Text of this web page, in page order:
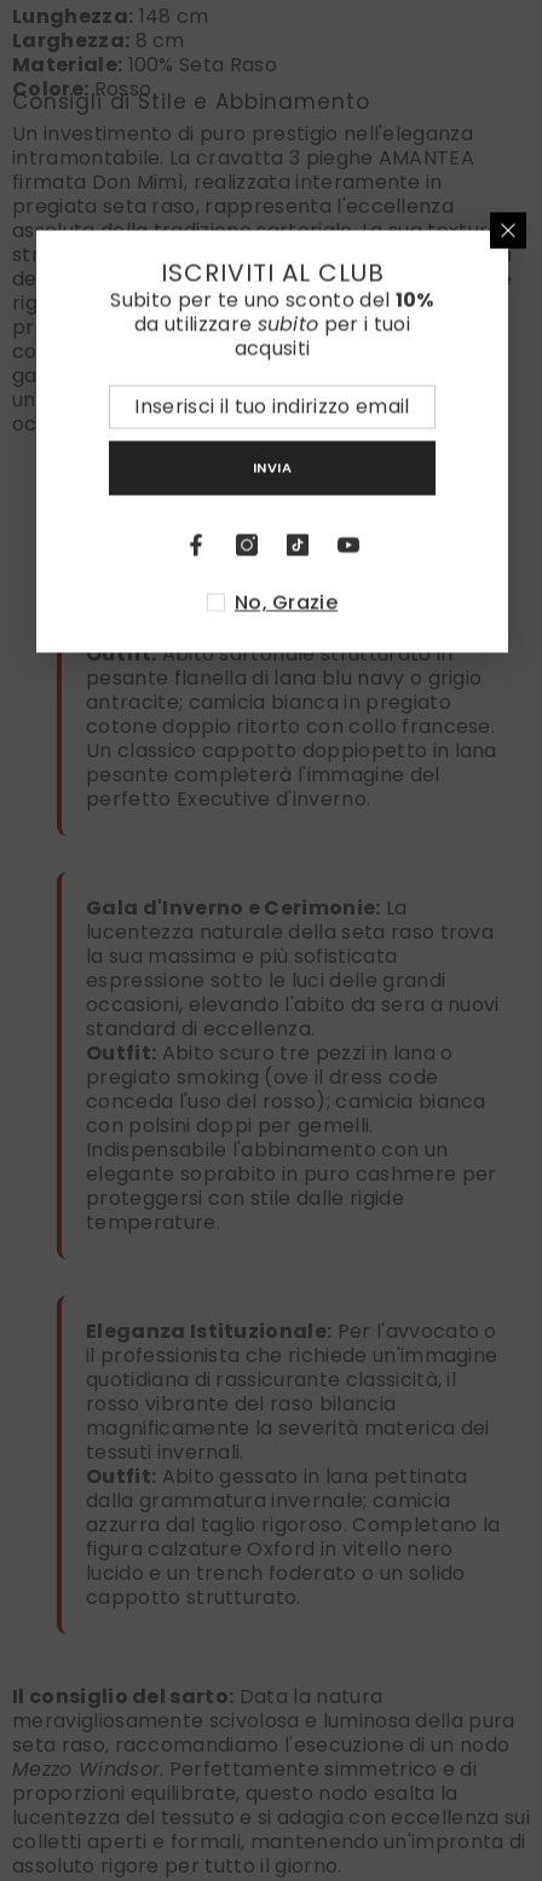
Lunghezza: 148 cm
Larghezza: 8 cm
Materiale: 100% Seta Raso
Colore:Rosso
Consigli di Stile e Abbinamento
Un investimento di puro prestigio nell'eleganza
intramontabile. La cravatta 3 pieghe AMANTEA
firmata Don Mimì, realizzata interamente in
pregiata seta raso, rappresenta l'eccellenza
assoluta della tradizione sartoriale. La sua texture
straordinariamente liscia e la profonda lucentezza
del rosso la rendono il simbolo definitivo di status e
rigore. Creata per l'uomo affermato, il
professionista e il leader che non scende mai a
compromessi sulla qualità, questa cravatta
garantisce una caduta impeccabile, conferendo
una classe rassicurante e autorevole ad ogni
occasione di rilievo.
rosso è il colore universale della
leadership e del prestigio. Questa
raffinata autorità nei contesti direzionali
Outfit:Abito sartoriale strutturato in
pesante flanella di lana blu navy o grigio
antracite; camicia bianca in pregiato
cotone doppio ritorto con collo francese.
Un classico cappotto doppiopetto in lana
pesante completerà l'immagine del
perfetto Executive d'inverno.
Gala d'Inverno e Cerimonie: La
lucentezza naturale della seta raso trova
la sua massima e più sofisticata
espressione sotto le luci delle grandi
occasioni, elevando l'abito da sera a nuovi
standard di eccellenza.
Outfit: Abito scuro tre pezzi in lana o
pregiato smoking (ove il dress code
conceda l'uso del rosso); camicia bianca
con polsini doppi per gemelli.
Indispensabile l'abbinamento con un
elegante soprabito in puro cashmere per
proteggersi con stile dalle rigide
temperature.
Eleganza Istituzionale: Per l'avvocato o
il professionista che richiede un'immagine
quotidiana di rassicurante classicità, il
rosso vibrante del raso bilancia
magnificamente la severità materica dei
tessuti invernali.
Outfit: Abito gessato in lana pettinata
dalla grammatura invernale; camicia
azzurra dal taglio rigoroso. Completano la
figura calzature Oxford in vitello nero
lucido e un trench foderato o un solido
cappotto strutturato.
Il consiglio del sarto: Data la natura
meravigliosamente scivolosa e luminosa della pura
seta raso, raccomandiamo l'esecuzione di un nodo
Mezzo Windsor. Perfettamente simmetrico e di
proporzioni equilibrate, questo nodo esalta la
lucentezza del tessuto e si adagia con eccellenza sui
colletti aperti e formali, mantenendo un'impronta di
assoluto rigore per tutto il giorno.
ISCRIVITI AL CLUB
Subito per te uno sconto del 10%
da utilizzare subito per i tuoi
acqusiti
INVIA
No, Grazie